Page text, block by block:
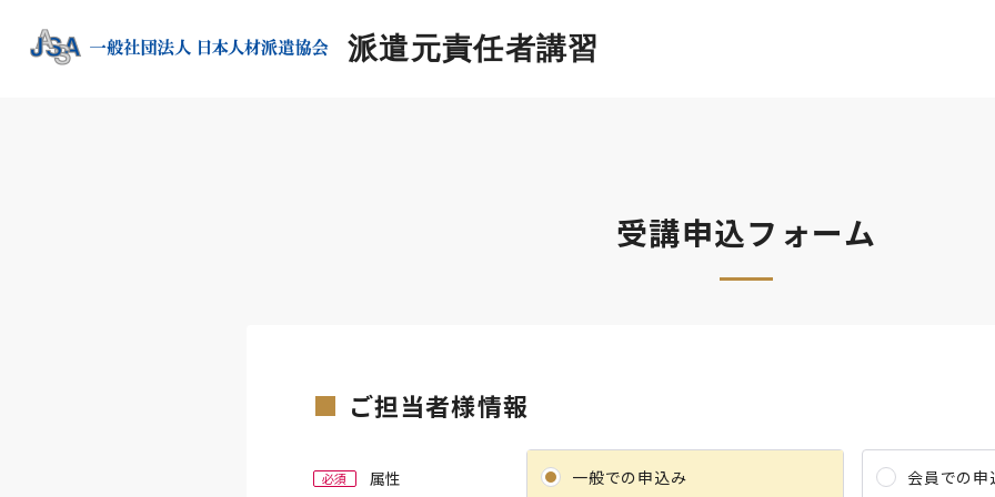
派遣元責任者講習
受講申込フォーム
ご担当者様情報
必須 属性 一般での申込み 会員での申